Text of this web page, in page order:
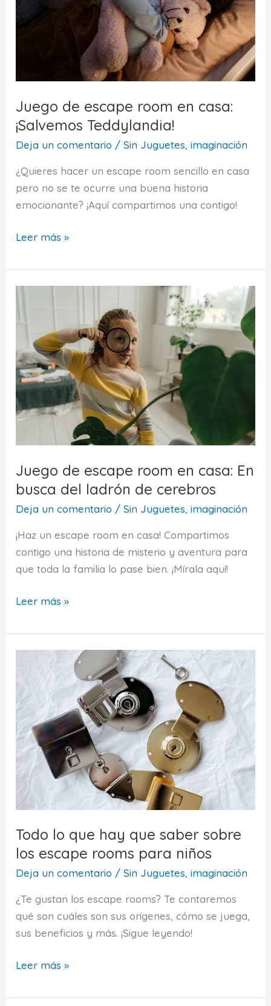
Juego de escape room en casa:
¡Salvemos Teddylandia!
Deja un comentario /Sin Juguetes, imaginación
¿Quieres hacer un escape room sencillo en casa
pero no se te ocurre una buena historia
emocionante? ¡Aquí compartimos una contigo!
Juego
escape
room
casa:
¡Salvemos
Teddylandia!
Leer más »
Juego de escape room en casa: En
busca del ladrón de cerebros
Deja un comentario /Sin Juguetes, imaginación
¡Haz un escape room en casa! Compartimos
contigo una historia de misterio y aventura para
que toda la familia lo pase bien. ¡Mírala aquí!
Juego
escape
room
En
busca
del
ladrón
Leer más »
Todo lo que hay que saber sobre
los escape rooms para niños
Deja un comentario /Sin Juguetes, imaginación
¿Te gustan los escape rooms? Te contaremos
qué son cuáles son sus orígenes, cómo se juega,
sus beneficios y más. ¡Sigue leyendo!
Todo
que
Leer más »